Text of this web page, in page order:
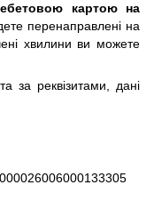
картою на
перенаправлені на
хвилини ви можете
за реквізитами, дані